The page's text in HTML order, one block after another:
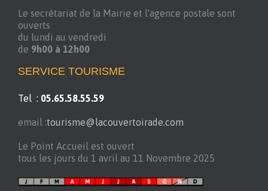
Le secrétariat de la Mairie et l'agence postale sont
ouverts
du lundi au vendredi
de 9h00 à 12h00
SERVICE TOURISME
Tel : 05.65.58.55.59
email :tourisme@lacouvertoirade.com
Le Point Accueil est ouvert
tous les jours du 1 avril au 11 Novembre 2025